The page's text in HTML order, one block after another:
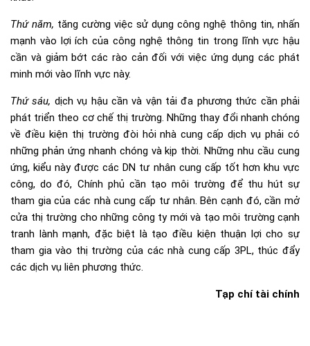
Thứ năm, tăng cường việc sử dụng công nghệ thông tin, nhấn
mạnh vào lợi ích của công nghệ thông tin trong lĩnh vực hậu
cần và giảm bớt các rào cản đối với việc ứng dụng các phát
minh mới vào lĩnh vực này.
Thứ sáu, dịch vụ hậu cần và vận tải đa phương thức cần phải
phát triển theo cơ chế thị trường. Những thay đổi nhanh chóng
về điều kiện thị trường đòi hỏi nhà cung cấp dịch vụ phải có
những phản ứng nhanh chóng và kịp thời. Những nhu cầu cung
ứng, kiểu này được các DN tư nhân cung cấp tốt hơn khu vực
công, do đó, Chính phủ cần tạo môi trường để thu hút sự
tham gia của các nhà cung cấp tư nhân. Bên cạnh đó, cần mở
cửa thị trường cho những công ty mới và tạo môi trường cạnh
tranh lành mạnh, đặc biệt là tạo điều kiện thuận lợi cho sự
tham gia vào thị trường của các nhà cung cấp 3PL, thúc đẩy
các dịch vụ liên phương thức.
Tạp chí tài chính